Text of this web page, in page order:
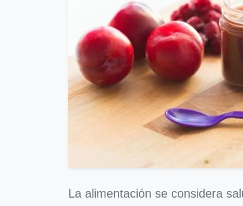
La alimentación se considera